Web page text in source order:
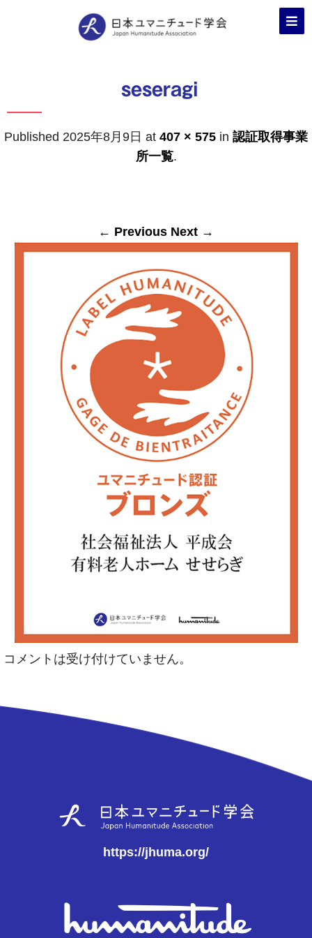
seseragi
Published 2025年8月9日 at 407 × 575 in 認証取得事業
所一覧.
← Previous Next →
コメントは受け付けていません。
https://jhuma.org/